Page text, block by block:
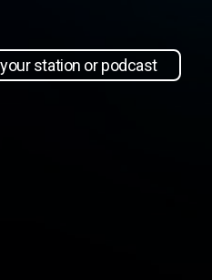
station or podcast